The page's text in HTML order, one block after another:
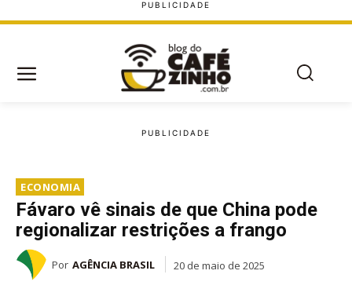
ECONOMIA
Fávaro vê sinais de que China pode
regionalizar restrições a frango
Por AGÊNCIA BRASIL 20 de maio de 2025